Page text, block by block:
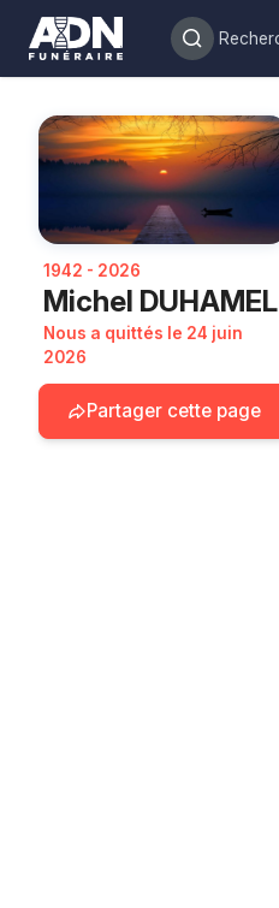
1942 - 2026
Michel DUHAMEL
Nous a quittés le 24 juin
2026
Partager cette page